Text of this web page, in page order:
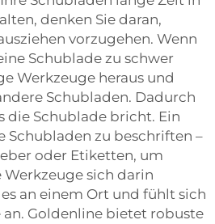
denken Sie daran,
vorzugehen. Wenn
Schublade zu schwer
Werkzeuge heraus und
Schubladen. Dadurch
die Schublade bricht. Ein
Schubladen zu beschriften –
oder Etiketten, um
sich darin
an einem Ort und fühlt sich
Goldenline bietet robuste